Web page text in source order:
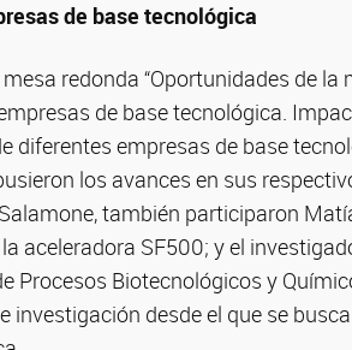
de base tecnológica
redonda “Oportunidades de la
de base tecnológica.
diferentes empresas de base
los avances en sus
también participaron
aceleradora SF500; y el
Procesos Biotecnológicos y
investigación desde el que se